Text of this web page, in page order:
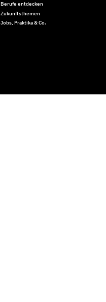
Berufe entdecken
Zukunftsthemen
Jobs, Praktika & Co.